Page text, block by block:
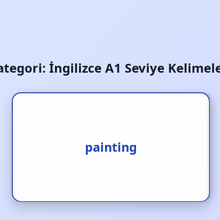
İngilizce A1 Seviye
painting
3.ressamlık [i.]